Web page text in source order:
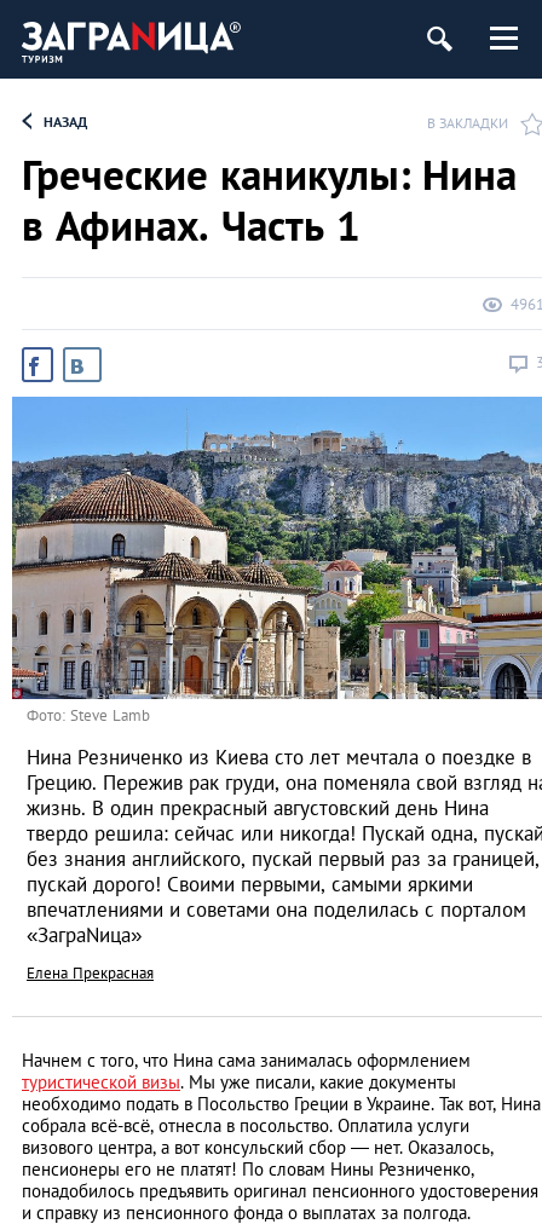
НАЗАД В ЗАКЛАДКИ
Греческие каникулы: Нина
в Афинах. Часть 1
Фото: Steve Lamb
Нина Резниченко из Киева сто лет мечтала о поездке в
Грецию. Пережив рак груди, она поменяла свой взгляд
жизнь. В один прекрасный августовский день Нина
твердо решила: сейчас или никогда! Пускай одна,
без знания английского, пускай первый раз за границей,
пускай дорого! Своими первыми, самыми яркими
впечатлениями и советами она поделилась с порталом
«ЗаграNица»
Елена Прекрасная
Начнем с того, что Нина сама занималась оформлением
туристической визы. Мы уже писали, какие документы
необходимо подать в Посольство Греции в Украине. Так вот, Нина
собрала всё-всё, отнесла в посольство. Оплатила услуги
визового центра, а вот консульский сбор — нет. Оказалось,
пенсионеры его не платят! По словам Нины Резниченко,
понадобилось предъявить оригинал пенсионного удостоверения
и справку из пенсионного фонда о выплатах за полгода.